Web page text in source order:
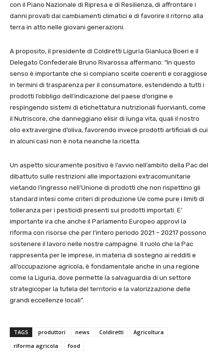
con il Piano Nazionale di Ripresa e di Resilienza, di affrontare i
danni provati dai cambiamenti climatici e di favorire il ritorno alla
terra in atto nelle giovani generazioni.
A proposito, il presidente di Coldiretti Liguria Gianluca Boeri e il
Delegato Confederale Bruno Rivarossa affermano: “In questo
senso è importante che si compiano scelte coerenti e coraggiose
in termini di trasparenza per il consumatore, estendendo a tutti i
prodotti l’obbligo dell’indicazione del paese d’origine e
respingendo sistemi di etichettatura nutrizionali fuorvianti, come
il Nutriscore, che danneggiano elisir di lunga vita, quali il nostro
olio extravergine d’oliva, favorendo invece prodotti artificiali di cui
in alcuni casi non è nota neanche la ricetta.
Un aspetto sicuramente positivo è l’avvio nell’ambito della Pac del
dibattuto sulle restrizioni alle importazioni extracomunitarie
vietando l’ingresso nell’Unione di prodotti che non rispettino gli
standard intesi come criteri di produzione Ue come pure i limiti di
tolleranza per i pesticidi presenti sui prodotti importati. E’
importante ira che anche il Parlamento Europeo approvi la
riforma con risorse che per l’intero periodo 2021 – 20217 possono
sostenere il lavoro nelle nostre campagne. Il ruolo che la Pac
rappresenta per le imprese, in materia di sostegno ai redditi e
all’occupazione agricola, è fondamentale anche in una regione
come la Liguria, dove permette la salvaguardia di un settore
strategicoper la tutela del territorio e la valorizzazione delle
grandi eccellenze locali”.
TAGS produttori news Coldiretti
Agricoltura
riforma agricola
food